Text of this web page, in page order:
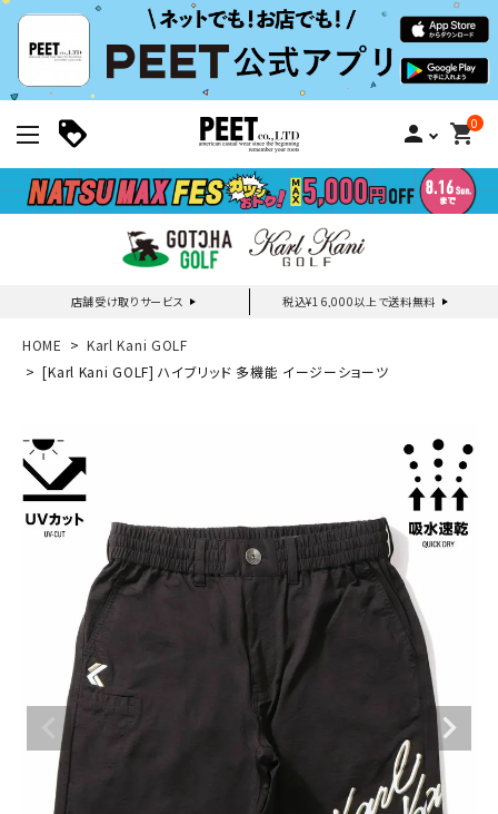
person 0
shopping_cart
店舗受け取りサービス 税込¥16,000以上で送料無料
新規会員登録｜ログイン
ブランドメニュー
カテゴリー
スタイリング
ニュース・特集
HOME
Karl Kani GOLF
[Karl Kani GOLF] ハイブリッド 多機能 イージーショーツ